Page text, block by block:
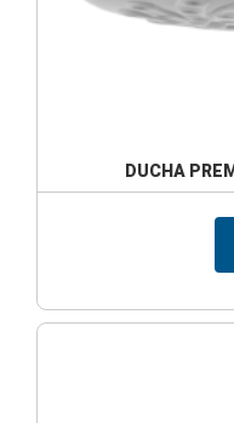
DUCHA